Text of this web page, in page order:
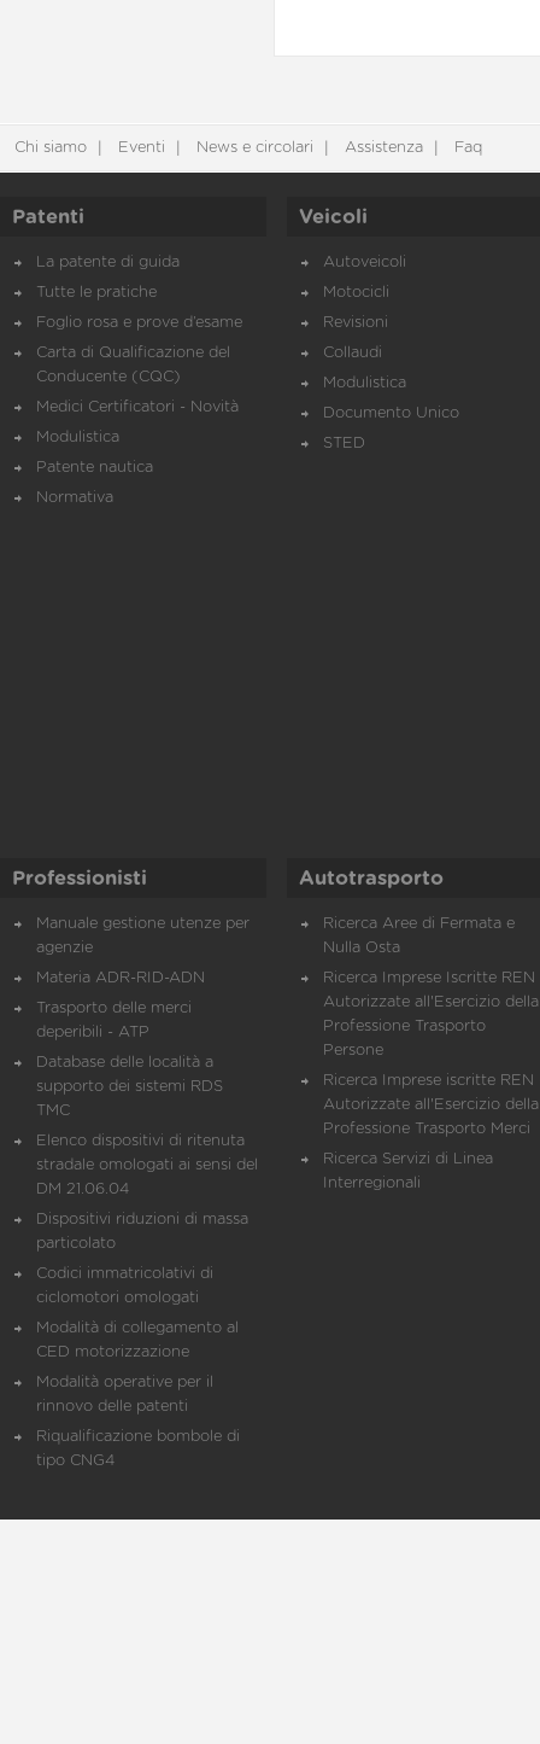
Chi siamo Eventi News e circolari Assistenza Faq
Patenti
La patente di guida
Tutte le pratiche
Foglio rosa e prove d’esame
Carta di Qualificazione del
Conducente (CQC)
Medici Certificatori - Novità
Modulistica
Patente nautica
Normativa
Veicoli
Autoveicoli
Motocicli
Revisioni
Collaudi
Modulistica
Documento Unico
STED
Professionisti
Manuale gestione utenze per
agenzie
Materia ADR-RID-ADN
Trasporto delle merci
deperibili - ATP
Database delle località a
supporto dei sistemi RDS
TMC
Elenco dispositivi di ritenuta
stradale omologati ai sensi del
DM 21.06.04
Dispositivi riduzioni di massa
particolato
Codici immatricolativi di
ciclomotori omologati
Modalità di collegamento al
CED motorizzazione
Modalità operative per il
rinnovo delle patenti
Riqualificazione bombole di
tipo CNG4
Autotrasporto
Ricerca Aree di Fermata e
Nulla Osta
Ricerca Imprese Iscritte REN
Autorizzate all'Esercizio della
Professione Trasporto
Persone
Ricerca Imprese iscritte REN
Autorizzate all'Esercizio della
Professione Trasporto Merci
Ricerca Servizi di Linea
Interregionali